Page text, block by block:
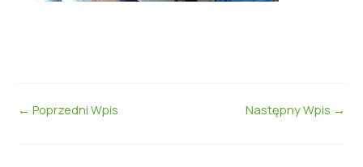
← Poprzedni Wpis Następny Wpis →